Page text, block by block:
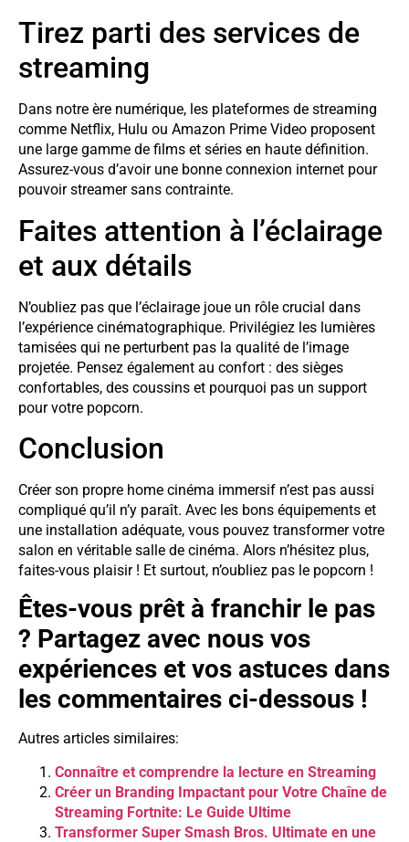
Tirez parti des services de
streaming
Dans notre ère numérique, les plateformes de streaming
comme Netflix, Hulu ou Amazon Prime Video proposent
une large gamme de films et séries en haute définition.
Assurez-vous d’avoir une bonne connexion internet pour
pouvoir streamer sans contrainte.
Faites attention à l’éclairage
et aux détails
N’oubliez pas que l’éclairage joue un rôle crucial dans
l’expérience cinématographique. Privilégiez les lumières
tamisées qui ne perturbent pas la qualité de l’image
projetée. Pensez également au confort : des sièges
confortables, des coussins et pourquoi pas un support
pour votre popcorn.
Conclusion
Créer son propre home cinéma immersif n’est pas aussi
compliqué qu’il n’y paraît. Avec les bons équipements et
une installation adéquate, vous pouvez transformer votre
salon en véritable salle de cinéma. Alors n’hésitez plus,
faites-vous plaisir ! Et surtout, n’oubliez pas le popcorn !
Êtes-vous prêt à franchir le pas
? Partagez avec nous vos
expériences et vos astuces dans
les commentaires ci-dessous !
Autres articles similaires:
Connaître et comprendre la lecture en Streaming
Créer un Branding Impactant pour Votre Chaîne de
Streaming Fortnite: Le Guide Ultime
Transformer Super Smash Bros. Ultimate en une